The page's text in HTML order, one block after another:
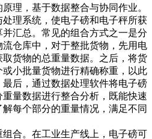
理，基于数据整合与协同作业。
理系统，使电子磅和电子秤所获
汇总。常见的组合方式之一是分
仓库中，对于整批货物，先用电
货物的总重量数据。之后，将货
小批量货物进行精确称重，以此
后，通过数据处理软件将电子磅
量数据进行整合分析，既能快速
每个部分的重量情况，满足不同
合。在工业生产线上，电子磅可